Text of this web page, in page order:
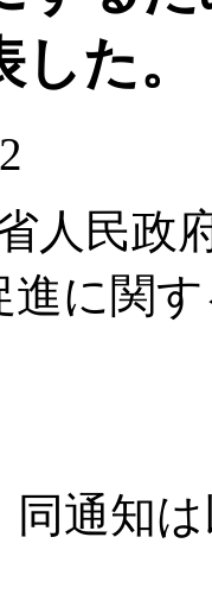
た。
人民政
進に関
同通知